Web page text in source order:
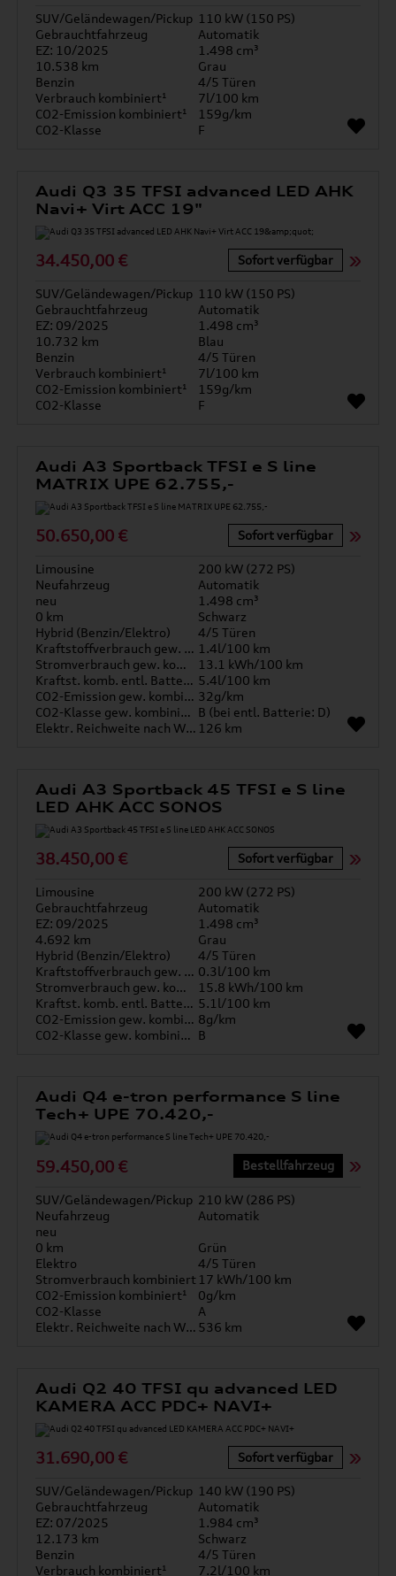
SUV/Geländewagen/Pickup 110 kW (150 PS)
Gebrauchtfahrzeug
Automatik
EZ: 10/2025
1.498 cm³
10.538 km
Grau
Benzin
4/5 Türen
Verbrauch kombiniert¹
7l/100 km
CO2-Emission kombiniert¹
159g/km
CO2-Klasse
F
Audi Q3 35 TFSI advanced LED AHK
Navi+ Virt ACC 19"
34.450,00 € Sofort verfügbar
SUV/Geländewagen/Pickup 110 kW (150 PS)
Gebrauchtfahrzeug
Automatik
EZ: 09/2025
1.498 cm³
10.732 km
Blau
Benzin
4/5 Türen
Verbrauch kombiniert¹
7l/100 km
CO2-Emission kombiniert¹
159g/km
CO2-Klasse
F
Audi A3 Sportback TFSI e S line
MATRIX UPE 62.755,-
50.650,00 € Sofort verfügbar
Limousine
200 kW (272 PS)
Neufahrzeug
Automatik
neu
1.498 cm³
0 km
Schwarz
Hybrid (Benzin/Elektro)
4/5 Türen
Kraftstoffverbrauch gew. kombiniert 1.4l/100 km
Stromverbrauch gew. kombiniert
13.1 kWh/100 km
Kraftst. komb. entl. Batterie 5.4l/100 km
CO2-Emission gew. kombiniert 32g/km
CO2-Klasse gew. kombiniert B (bei entl. Batterie: D)
Elektr. Reichweite nach WLTP* 126 km
Audi A3 Sportback 45 TFSI e S line
LED AHK ACC SONOS
38.450,00 € Sofort verfügbar
Limousine
200 kW (272 PS)
Gebrauchtfahrzeug
Automatik
EZ: 09/2025
1.498 cm³
4.692 km
Grau
Hybrid (Benzin/Elektro)
4/5 Türen
Kraftstoffverbrauch gew. kombiniert 0.3l/100 km
Stromverbrauch gew. kombiniert
15.8 kWh/100 km
Kraftst. komb. entl. Batterie 5.1l/100 km
CO2-Emission gew. kombiniert 8g/km
CO2-Klasse gew. kombiniert B
Audi Q4 e-tron performance S line
Tech+ UPE 70.420,-
59.450,00 € Bestellfahrzeug
SUV/Geländewagen/Pickup 210 kW (286 PS)
Neufahrzeug
Automatik
neu
0 km
Grün
Elektro
4/5 Türen
Stromverbrauch kombiniert 17 kWh/100 km
CO2-Emission kombiniert¹
0g/km
CO2-Klasse
A
Elektr. Reichweite nach WLTP* 536 km
Audi Q2 40 TFSI qu advanced LED
KAMERA ACC PDC+ NAVI+
31.690,00 € Sofort verfügbar
SUV/Geländewagen/Pickup 140 kW (190 PS)
Gebrauchtfahrzeug
Automatik
EZ: 07/2025
1.984 cm³
12.173 km
Schwarz
Benzin
4/5 Türen
Verbrauch kombiniert¹
7.2l/100 km